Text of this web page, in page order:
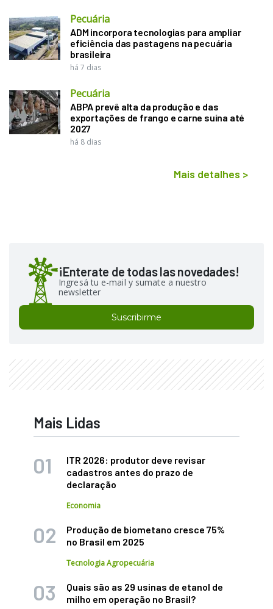
Pecuária
ADM incorpora tecnologias para ampliar
eficiência das pastagens na pecuária
brasileira
há 7 dias
Pecuária
ABPA prevê alta da produção e das
exportações de frango e carne suína até
2027
há 8 dias
Mais detalhes >
¡Enterate de todas las novedades!
Ingresá tu e-mail y sumate a nuestro
newsletter
Suscribirme
Mais Lidas
ITR 2026: produtor deve revisar
cadastros antes do prazo de
declaração
Economia
Produção de biometano cresce 75%
no Brasil em 2025
Tecnologia Agropecuária
Quais são as 29 usinas de etanol de
milho em operação no Brasil?